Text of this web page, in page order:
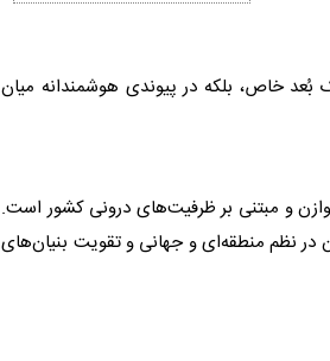
خاص، بلکه در پیوندی هوشمندانه میان
و مبتنی بر ظرفیت‌های درونی کشور است.
در نظم منطقه‌ای و جهانی و تقویت بنیان‌های